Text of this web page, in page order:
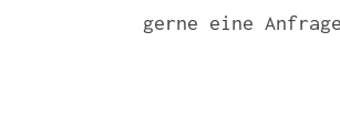
gerne eine